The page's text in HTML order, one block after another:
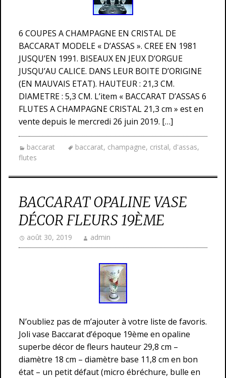
6 COUPES A CHAMPAGNE EN CRISTAL DE
BACCARAT MODELE « D’ASSAS ». CREE EN 1981
JUSQU’EN 1991. BISEAUX EN JEUX D’ORGUE
JUSQU’AU CALICE. DANS LEUR BOITE D’ORIGINE
(EN MAUVAIS ETAT). HAUTEUR : 21,3 CM.
DIAMETRE : 5,3 CM. L’item « BACCARAT D’ASSAS 6
FLUTES A CHAMPAGNE CRISTAL 21,3 cm » est en
vente depuis le mercredi 26 juin 2019. […]
baccarat baccarat, champagne, cristal, d'assas,
flutes
BACCARAT OPALINE VASE
DÉCOR FLEURS 19ÈME
août 30, 2019 admin
N’oubliez pas de m’ajouter à votre liste de favoris.
Joli vase Baccarat d’époque 19ème en opaline
superbe décor de fleurs hauteur 29,8 cm –
diamètre 18 cm – diamètre base 11,8 cm en bon
état – un petit défaut (micro ébréchure, bulle en